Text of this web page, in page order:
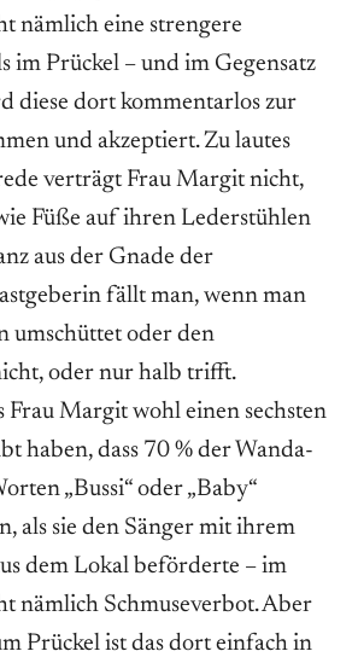
nämlich eine strengere
im Prückel – und im Gegensatz
diese dort kommentarlos zur
und akzeptiert. Zu lautes
verträgt Frau Margit nicht,
Füße auf ihren Lederstühlen
aus der Gnade der
fällt man, wenn man
umschüttet oder den
oder nur halb trifft.
Frau Margit wohl einen sechsten
haben, dass 70 % der Wanda-
„Bussi“ oder „Baby“
als sie den Sänger mit ihrem
dem Lokal beförderte – im
nämlich Schmuseverbot. Aber
Prückel ist das dort einfach in